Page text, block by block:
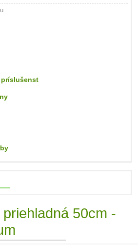
50cm -